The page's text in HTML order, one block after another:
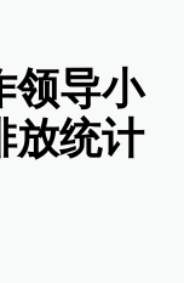
领导小
放统计